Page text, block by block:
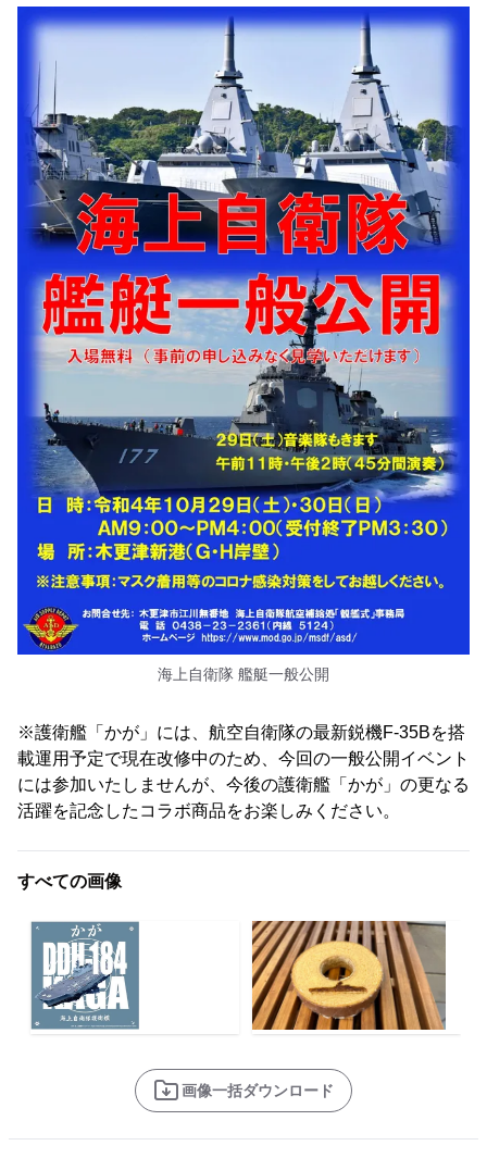
海上自衛隊 艦艇一般公開
※護衛艦「かが」には、航空自衛隊の最新鋭機F-35Bを搭
載運用予定で現在改修中のため、今回の一般公開イベント
には参加いたしませんが、今後の護衛艦「かが」の更なる
活躍を記念したコラボ商品をお楽しみください。
すべての画像
画像一括ダウンロード